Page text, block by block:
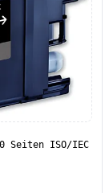
Seiten ISO/IEC